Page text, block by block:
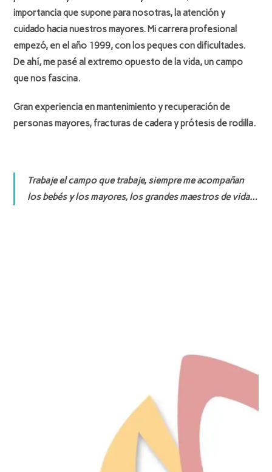
importancia que supone para nosotras, la atención y
cuidado hacia nuestros mayores. Mi carrera profesional
empezó, en el año 1999, con los peques con dificultades.
De ahí, me pasé al extremo opuesto de la vida, un campo
que nos fascina.
Gran experiencia en mantenimiento y recuperación de
personas mayores, fracturas de cadera y prótesis de rodilla.
Trabaje el campo que trabaje, siempre me acompañan
los bebés y los mayores, los grandes maestros de vida…